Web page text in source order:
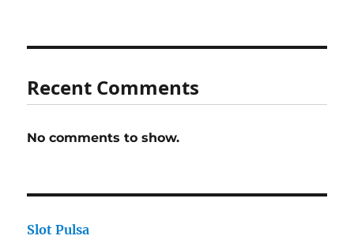
Recent Comments
No comments to show.
Slot Pulsa